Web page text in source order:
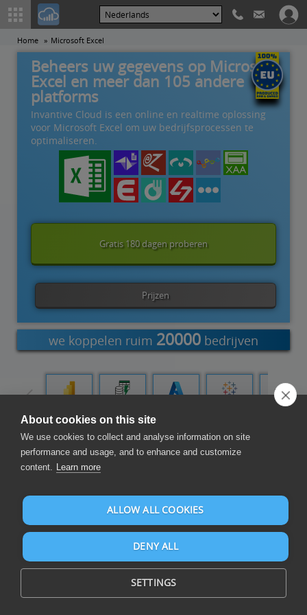
Home Microsoft Excel
Gratis 180 dagen proberen
Prijzen
Beheers uw gegevens op Microsoft
Excel en meer dan 105 andere
platforms
Invantive Cloud is een online en realtime oplossing
voor Microsoft Excel om uw bedrijfsprocessen te
optimaliseren.
we koppelen ruim 20000 bedrijven
Qlik Cloud
Maak rapporten en dashboards
Stel rapporten en dashboards samen op Microsoft Excel en
meer dan 105 databronnen met Microsoft Power BI, Excel en
About cookies on this site
We use cookies to collect and analyse information on site
performance and usage, and to enhance and customize
content. Learn more
ALLOW ALL COOKIES
DENY ALL
SETTINGS